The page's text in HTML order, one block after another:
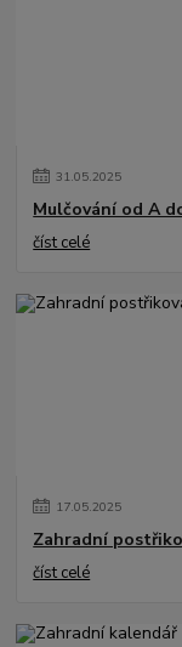
31.05.2025
Mulčování od A
číst celé
17.05.2025
Zahradní
číst celé